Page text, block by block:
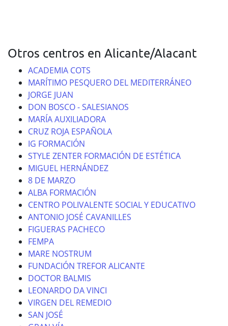
Otros centros en Alicante/Alacant
ACADEMIA COTS
MARÍTIMO PESQUERO DEL MEDITERRÁNEO
JORGE JUAN
DON BOSCO - SALESIANOS
MARÍA AUXILIADORA
CRUZ ROJA ESPAÑOLA
IG FORMACIÓN
STYLE ZENTER FORMACIÓN DE ESTÉTICA
MIGUEL HERNÁNDEZ
8 DE MARZO
ALBA FORMACIÓN
CENTRO POLIVALENTE SOCIAL Y EDUCATIVO
ANTONIO JOSÉ CAVANILLES
FIGUERAS PACHECO
FEMPA
MARE NOSTRUM
FUNDACIÓN TREFOR ALICANTE
DOCTOR BALMIS
LEONARDO DA VINCI
VIRGEN DEL REMEDIO
SAN JOSÉ